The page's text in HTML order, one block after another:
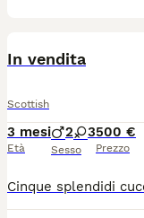
In vendita
Scottish
3 mesi
Età
2 3
Sesso
500 €
Prezzo